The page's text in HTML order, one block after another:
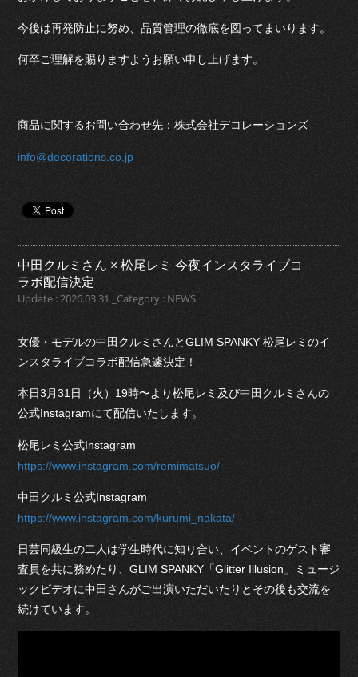
今後は再発防止に努め、品質管理の徹底を図ってまいります。
何卒ご理解を賜りますようお願い申し上げます。
商品に関するお問い合わせ先：株式会社デコレーションズ
info@decorations.co.jp
中田クルミさん × 松尾レミ 今夜インスタライブコ
ラボ配信決定
Update : 2026.03.31 _Category : NEWS
女優・モデルの中田クルミさんとGLIM SPANKY 松尾レミのイ
ンスタライブコラボ配信急遽決定！
本日3月31日（火）19時〜より松尾レミ及び中田クルミさんの
公式Instagramにて配信いたします。
松尾レミ公式Instagram
https://www.instagram.com/remimatsuo/
中田クルミ公式Instagram
https://www.instagram.com/kurumi_nakata/
日芸同級生の二人は学生時代に知り合い、イベントのゲスト審
査員を共に務めたり、GLIM SPANKY「Glitter Illusion」ミュージ
ックビデオに中田さんがご出演いただいたりとその後も交流を
続けています。